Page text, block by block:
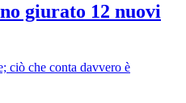
giurato 12 nuovi